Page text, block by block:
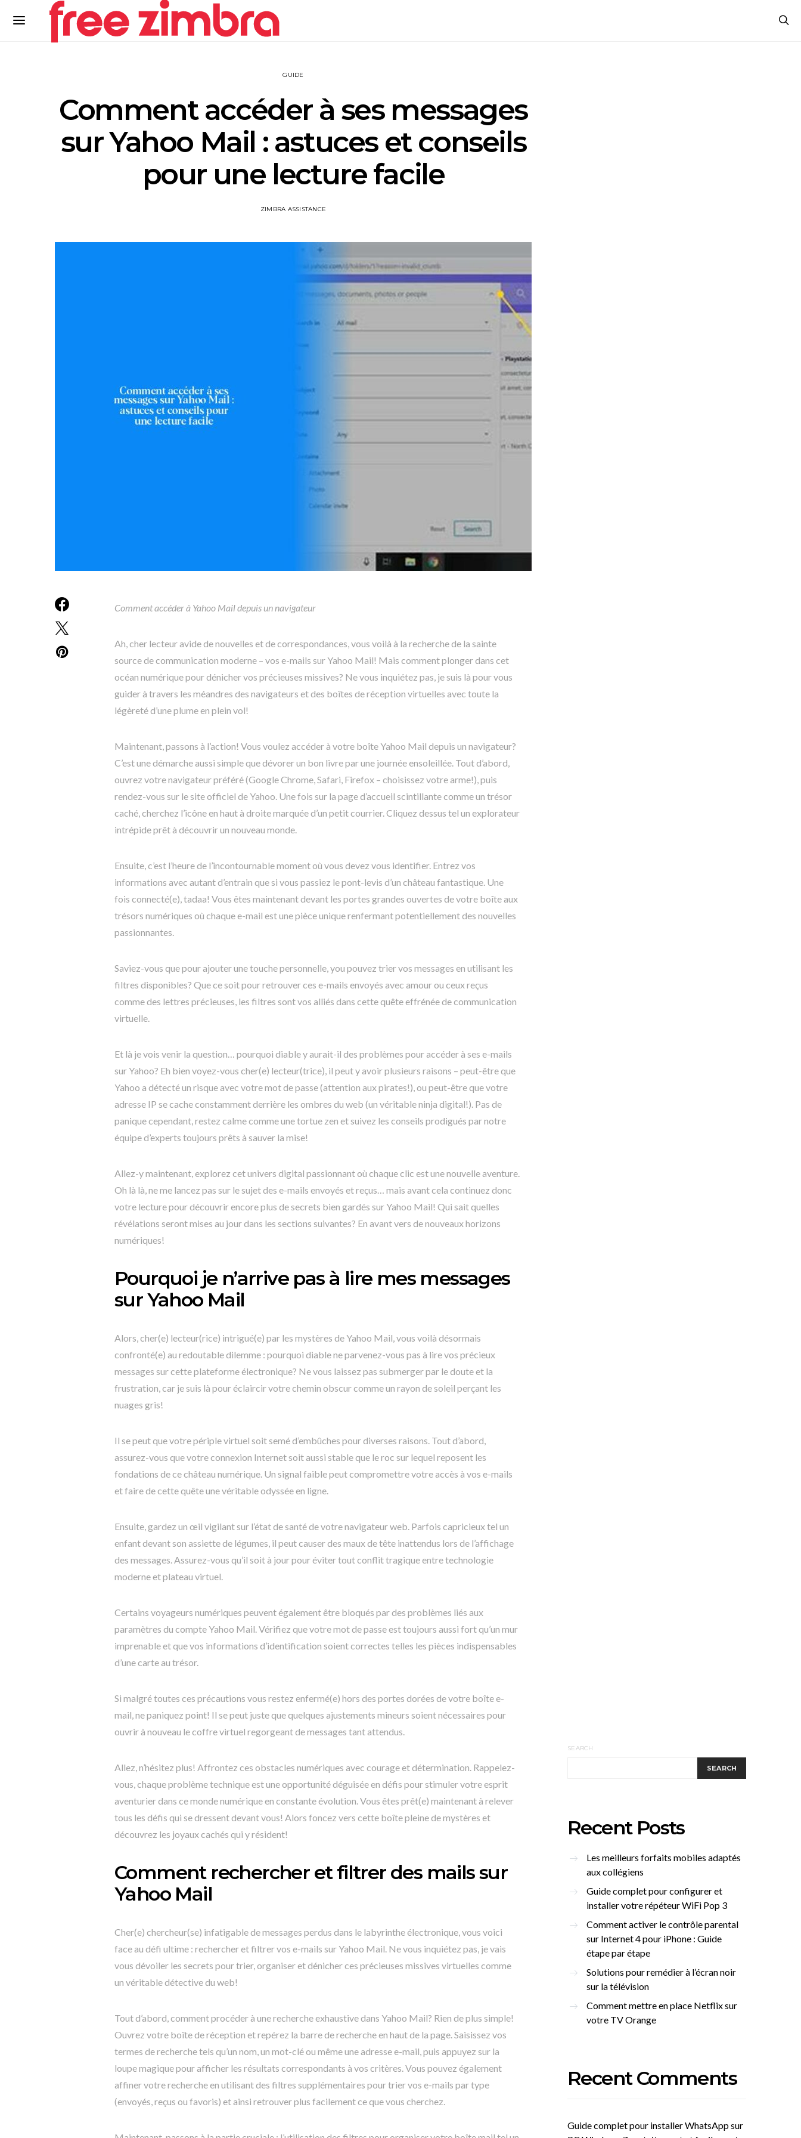
GUIDE
Comment accéder à ses messages
sur Yahoo Mail : astuces et conseils
pour une lecture facile
ZIMBRA ASSISTANCE
Comment accéder à Yahoo Mail depuis un navigateur
Ah, cher lecteur avide de nouvelles et de correspondances, vous voilà à la recherche de la sainte
source de communication moderne – vos e-mails sur Yahoo Mail! Mais comment plonger dans cet
océan numérique pour dénicher vos précieuses missives? Ne vous inquiétez pas, je suis là pour vous
guider à travers les méandres des navigateurs et des boîtes de réception virtuelles avec toute la
légèreté d’une plume en plein vol!
Maintenant, passons à l’action! Vous voulez accéder à votre boîte Yahoo Mail depuis un navigateur?
C’est une démarche aussi simple que dévorer un bon livre par une journée ensoleillée. Tout d’abord,
ouvrez votre navigateur préféré (Google Chrome, Safari, Firefox – choisissez votre arme!), puis
rendez-vous sur le site officiel de Yahoo. Une fois sur la page d’accueil scintillante comme un trésor
caché, cherchez l’icône en haut à droite marquée d’un petit courrier. Cliquez dessus tel un explorateur
intrépide prêt à découvrir un nouveau monde.
Ensuite, c’est l’heure de l’incontournable moment où vous devez vous identifier. Entrez vos
informations avec autant d’entrain que si vous passiez le pont-levis d’un château fantastique. Une
fois connecté(e), tadaa! Vous êtes maintenant devant les portes grandes ouvertes de votre boîte aux
trésors numériques où chaque e-mail est une pièce unique renfermant potentiellement des nouvelles
passionnantes.
Saviez-vous que pour ajouter une touche personnelle, you pouvez trier vos messages en utilisant les
filtres disponibles? Que ce soit pour retrouver ces e-mails envoyés avec amour ou ceux reçus
comme des lettres précieuses, les filtres sont vos alliés dans cette quête effrénée de communication
virtuelle.
Et là je vois venir la question… pourquoi diable y aurait-il des problèmes pour accéder à ses e-mails
sur Yahoo? Eh bien voyez-vous cher(e) lecteur(trice), il peut y avoir plusieurs raisons – peut-être que
Yahoo a détecté un risque avec votre mot de passe (attention aux pirates!), ou peut-être que votre
adresse IP se cache constamment derrière les ombres du web (un véritable ninja digital!). Pas de
panique cependant, restez calme comme une tortue zen et suivez les conseils prodigués par notre
équipe d’experts toujours prêts à sauver la mise!
Allez-y maintenant, explorez cet univers digital passionnant où chaque clic est une nouvelle aventure.
Oh là là, ne me lancez pas sur le sujet des e-mails envoyés et reçus… mais avant cela continuez donc
votre lecture pour découvrir encore plus de secrets bien gardés sur Yahoo Mail! Qui sait quelles
révélations seront mises au jour dans les sections suivantes? En avant vers de nouveaux horizons
numériques!
Pourquoi je n’arrive pas à lire mes messages
sur Yahoo Mail
Alors, cher(e) lecteur(rice) intrigué(e) par les mystères de Yahoo Mail, vous voilà désormais
confronté(e) au redoutable dilemme : pourquoi diable ne parvenez-vous pas à lire vos précieux
messages sur cette plateforme électronique? Ne vous laissez pas submerger par le doute et la
frustration, car je suis là pour éclaircir votre chemin obscur comme un rayon de soleil perçant les
nuages gris!
Il se peut que votre périple virtuel soit semé d’embûches pour diverses raisons. Tout d’abord,
assurez-vous que votre connexion Internet soit aussi stable que le roc sur lequel reposent les
fondations de ce château numérique. Un signal faible peut compromettre votre accès à vos e-mails
et faire de cette quête une véritable odyssée en ligne.
Ensuite, gardez un œil vigilant sur l’état de santé de votre navigateur web. Parfois capricieux tel un
enfant devant son assiette de légumes, il peut causer des maux de tête inattendus lors de l’affichage
des messages. Assurez-vous qu’il soit à jour pour éviter tout conflit tragique entre technologie
moderne et plateau virtuel.
Certains voyageurs numériques peuvent également être bloqués par des problèmes liés aux
paramètres du compte Yahoo Mail. Vérifiez que votre mot de passe est toujours aussi fort qu’un mur
imprenable et que vos informations d’identification soient correctes telles les pièces indispensables
d’une carte au trésor.
Si malgré toutes ces précautions vous restez enfermé(e) hors des portes dorées de votre boîte e-
mail, ne paniquez point! Il se peut juste que quelques ajustements mineurs soient nécessaires pour
ouvrir à nouveau le coffre virtuel regorgeant de messages tant attendus.
Allez, n’hésitez plus! Affrontez ces obstacles numériques avec courage et détermination. Rappelez-
vous, chaque problème technique est une opportunité déguisée en défis pour stimuler votre esprit
aventurier dans ce monde numérique en constante évolution. Vous êtes prêt(e) maintenant à relever
tous les défis qui se dressent devant vous! Alors foncez vers cette boîte pleine de mystères et
découvrez les joyaux cachés qui y résident!
Comment rechercher et filtrer des mails sur
Yahoo Mail
Cher(e) chercheur(se) infatigable de messages perdus dans le labyrinthe électronique, vous voici
face au défi ultime : rechercher et filtrer vos e-mails sur Yahoo Mail. Ne vous inquiétez pas, je vais
vous dévoiler les secrets pour trier, organiser et dénicher ces précieuses missives virtuelles comme
un véritable détective du web!
Tout d’abord, comment procéder à une recherche exhaustive dans Yahoo Mail? Rien de plus simple!
Ouvrez votre boîte de réception et repérez la barre de recherche en haut de la page. Saisissez vos
termes de recherche tels qu’un nom, un mot-clé ou même une adresse e-mail, puis appuyez sur la
loupe magique pour afficher les résultats correspondants à vos critères. Vous pouvez également
affiner votre recherche en utilisant des filtres supplémentaires pour trier vos e-mails par type
(envoyés, reçus ou favoris) et ainsi retrouver plus facilement ce que vous cherchez.
SEARCH
SEARCH
Recent Posts
Les meilleurs forfaits mobiles adaptés
aux collégiens
Guide complet pour configurer et
installer votre répéteur WiFi Pop 3
Comment activer le contrôle parental
sur Internet 4 pour iPhone : Guide
étape par étape
Solutions pour remédier à l’écran noir
sur la télévision
Comment mettre en place Netflix sur
votre TV Orange
Recent Comments
Guide complet pour installer WhatsApp sur